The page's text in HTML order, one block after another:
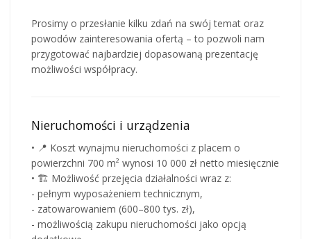
Prosimy o przesłanie kilku zdań na swój temat oraz
powodów zainteresowania ofertą – to pozwoli nam
przygotować najbardziej dopasowaną prezentację
możliwości współpracy.
Nieruchomości i urządzenia
• 📍 Koszt wynajmu nieruchomości z placem o
powierzchni 700 m² wynosi 10 000 zł netto miesięcznie
• 🏗 Możliwość przejęcia działalności wraz z:
- pełnym wyposażeniem technicznym,
- zatowarowaniem (600–800 tys. zł),
- możliwością zakupu nieruchomości jako opcją